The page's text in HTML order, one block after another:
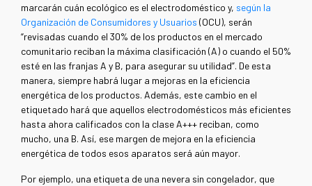
marcarán cuán ecológico es el electrodoméstico y, según la
Organización de Consumidores y Usuarios (OCU), serán
“revisadas cuando el 30% de los productos en el mercado
comunitario reciban la máxima clasificación (A) o cuando el 50%
esté en las franjas A y B, para asegurar su utilidad”. De esta
manera, siempre habrá lugar a mejoras en la eficiencia
energética de los productos. Además, este cambio en el
etiquetado hará que aquellos electrodomésticos más eficientes
hasta ahora calificados con la clase A+++ reciban, como
mucho, una B. Así, ese margen de mejora en la eficiencia
energética de todos esos aparatos será aún mayor.
Por ejemplo, una etiqueta de una nevera sin congelador, que